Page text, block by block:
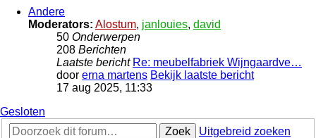
Andere
Moderators: Alostum, janlouies, david
50 Onderwerpen
208 Berichten
Laatste bericht Re: meubelfabriek Wijngaardve…
door erna martens Bekijk laatste bericht
17 aug 2025, 11:33
Gesloten
Zoek
Uitgebreid zoeken